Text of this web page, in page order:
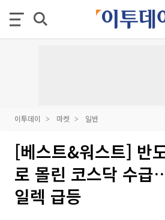
이투데이 마켓 일반
[베스트&워스트] 반
로 몰린 코스닥 수급
일렉 급등